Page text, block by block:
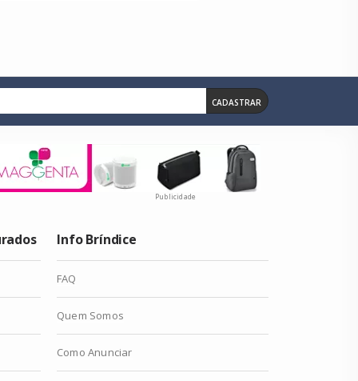
CADASTRAR
Publicidade
Info Bríndice
FAQ
Quem Somos
Como Anunciar